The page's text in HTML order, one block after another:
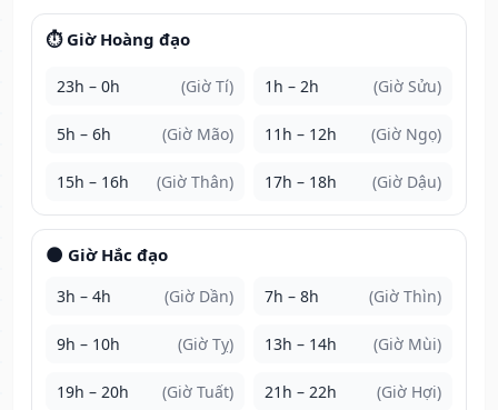
⏱️ Giờ Hoàng đạo
23h – 0h (Giờ Tí) 1h – 2h (Giờ Sửu)
5h – 6h (Giờ Mão) 11h – 12h (Giờ Ngọ)
15h – 16h (Giờ Thân) 17h – 18h (Giờ Dậu)
🌑 Giờ Hắc đạo
3h – 4h (Giờ Dần) 7h – 8h (Giờ Thìn)
9h – 10h (Giờ Tỵ) 13h – 14h (Giờ Mùi)
19h – 20h (Giờ Tuất) 21h – 22h (Giờ Hợi)